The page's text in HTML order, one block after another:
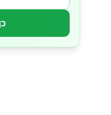
כיצד לגדל ולצרוך נבטי
בטיחות ותופעות לוואי